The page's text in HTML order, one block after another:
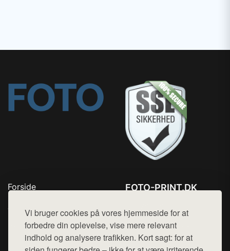
Vi bruger cookies på vores hjemmeside for at
forbedre din oplevelse, vise mere relevant
indhold og analysere trafikken. Kort sagt: for at
Forside
Top Rabatter
Kontakt
FOTO-PRINT.DK
Mail: hej@want.dk
Cookie- og privatlivspolitik